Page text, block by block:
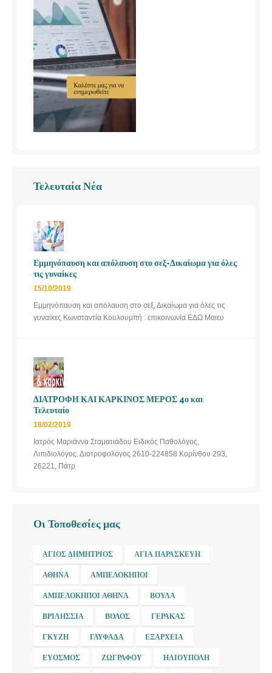
Τελευταία Νέα
Εμμηνόπαυση και απόλαυση στο σεξ-Δικαίωμα για όλες
τις γυναίκες
15/10/2019
Εμμηνόπαυση και απόλαυση στο σεξ, Δικαίωμα για όλες τις
γυναίκες Κωνσταντία Κουλουμπή : επικοινωνία ΕΔΩ Μαιευ
ΔΙΑΤΡΟΦΗ ΚΑΙ ΚΑΡΚΙΝΟΣ ΜΕΡΟΣ 4ο και
Τελευταίο
18/02/2019
Ιατρός Μαριάννα Σταματιάδου Ειδικός Παθολόγος,
Λιπιδιολόγος, Διατροφολόγος 2610-224858 Κορίνθου 293,
26221, Πάτρ
Οι Τοποθεσίες μας
ΆΓΙΟΣ ΔΗΜΉΤΡΙΟΣ ΑΓΊΑ ΠΑΡΑΣΚΕΥΉ
ΑΘΉΝΑ ΑΜΠΕΛΌΚΗΠΟΙ
ΑΜΠΕΛΌΚΗΠΟΙ ΑΘΉΝΑ ΒΟΎΛΑ
ΒΡΙΛΉΣΣΙΑ ΒΌΛΟΣ ΓΈΡΑΚΑΣ
ΓΚΎΖΗ ΓΛΥΦΆΔΑ ΕΞΆΡΧΕΙΑ
ΕΎΟΣΜΟΣ ΖΩΓΡΆΦΟΥ ΗΛΙΟΎΠΟΛΗ